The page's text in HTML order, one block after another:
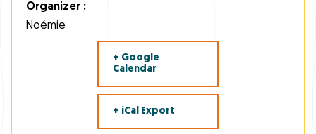
Organizer :
Noémie
+ Google
Calendar
+ iCal Export